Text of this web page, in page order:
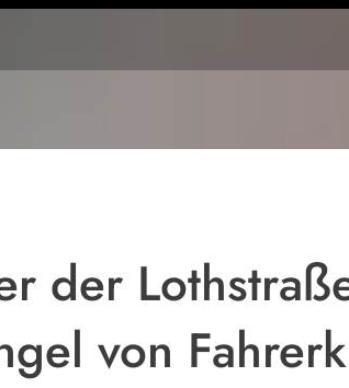
der
von